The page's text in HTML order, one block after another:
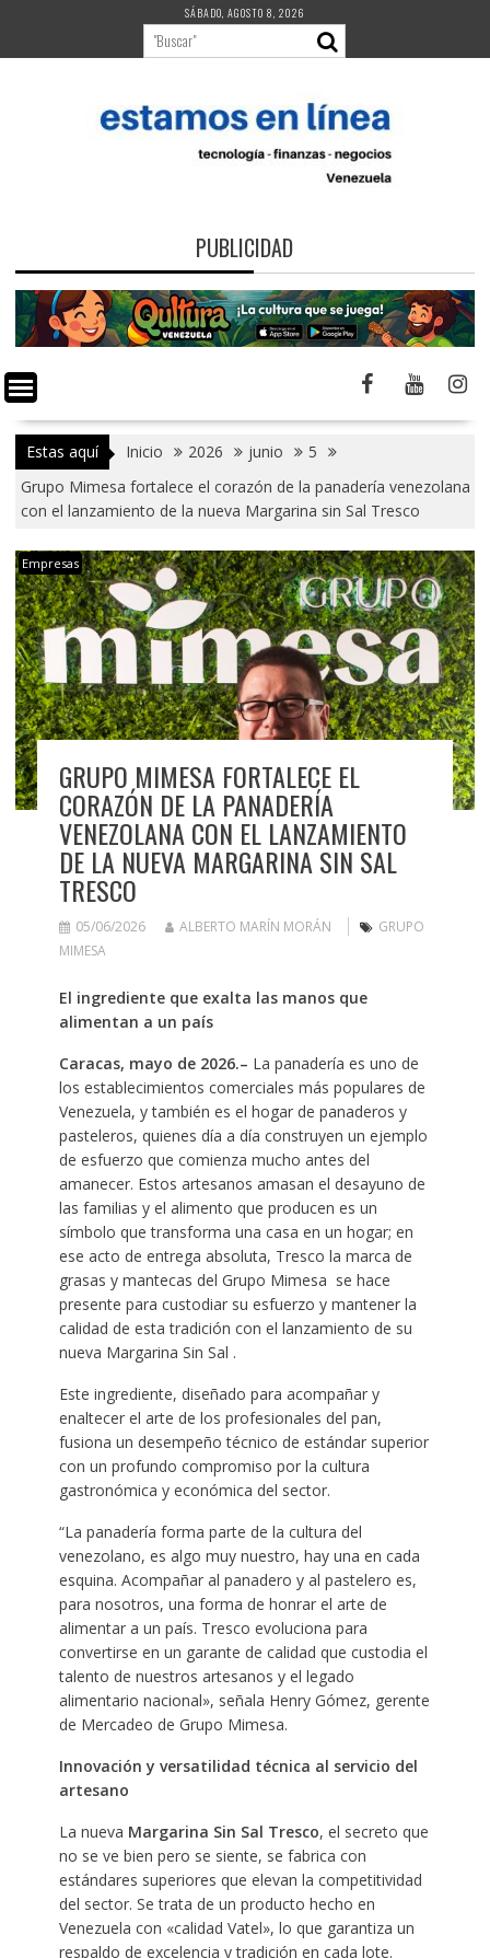
contenido
SÁBADO, AGOSTO 8, 2026
PUBLICIDAD
Estas aquí Inicio 2026 junio
5
Grupo Mimesa fortalece el corazón de la panadería venezolana
con el lanzamiento de la nueva Margarina sin Sal Tresco
Empresas
GRUPO MIMESA FORTALECE EL
CORAZÓN DE LA PANADERÍA
VENEZOLANA CON EL LANZAMIENTO
DE LA NUEVA MARGARINA SIN SAL
TRESCO
05/06/2026 ALBERTO MARÍN MORÁN
GRUPO
MIMESA
El ingrediente que exalta las manos que
alimentan a un país
Caracas, mayo de 2026.– La panadería es uno de
los establecimientos comerciales más populares de
Venezuela, y también es el hogar de panaderos y
pasteleros, quienes día a día construyen un ejemplo
de esfuerzo que comienza mucho antes del
amanecer. Estos artesanos amasan el desayuno de
las familias y el alimento que producen es un
símbolo que transforma una casa en un hogar; en
ese acto de entrega absoluta, Tresco la marca de
grasas y mantecas del Grupo Mimesa se hace
presente para custodiar su esfuerzo y mantener la
calidad de esta tradición con el lanzamiento de su
nueva Margarina Sin Sal .
Este ingrediente, diseñado para acompañar y
enaltecer el arte de los profesionales del pan,
fusiona un desempeño técnico de estándar superior
con un profundo compromiso por la cultura
gastronómica y económica del sector.
“La panadería forma parte de la cultura del
venezolano, es algo muy nuestro, hay una en cada
esquina. Acompañar al panadero y al pastelero es,
para nosotros, una forma de honrar el arte de
alimentar a un país. Tresco evoluciona para
convertirse en un garante de calidad que custodia el
talento de nuestros artesanos y el legado
alimentario nacional», señala Henry Gómez, gerente
de Mercadeo de Grupo Mimesa.
Innovación y versatilidad técnica al servicio del
artesano
La nueva Margarina Sin Sal Tresco, el secreto que
no se ve bien pero se siente, se fabrica con
estándares superiores que elevan la competitividad
del sector. Se trata de un producto hecho en
Venezuela con «calidad Vatel», lo que garantiza un
respaldo de excelencia y tradición en cada lote.